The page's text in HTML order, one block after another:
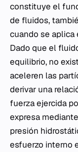
constituye el
de fluidos,
cuando se
Dado que el
equilibrio, no
aceleren las
derivar una
fuerza ejercida
expresa
presión
esfuerzo interno